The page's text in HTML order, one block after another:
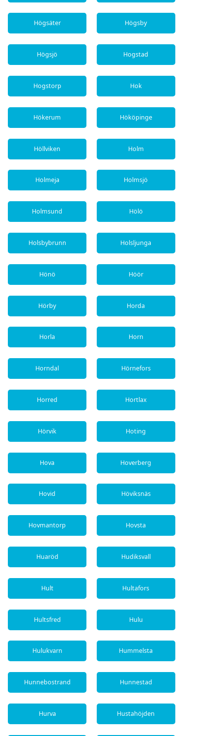
Högsäter Högsby
Högsjö Hogstad
Hogstorp Hok
Hökerum Hököpinge
Höllviken Holm
Holmeja Holmsjö
Holmsund Hölö
Holsbybrunn Holsljunga
Hönö Höör
Hörby Horda
Horla Horn
Horndal Hörnefors
Horred Hortlax
Hörvik Hoting
Hova Hoverberg
Hovid Höviksnäs
Hovmantorp Hovsta
Huaröd Hudiksvall
Hult Hultafors
Hultsfred Hulu
Hulukvarn Hummelsta
Hunnebostrand Hunnestad
Hurva Hustahöjden